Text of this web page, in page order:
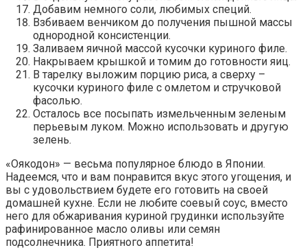
Добавим немного соли, любимых специй.
Взбиваем венчиком до получения пышной массы
однородной консистенции.
Заливаем яичной массой кусочки куриного филе.
Накрываем крышкой и томим до готовности яиц.
В тарелку выложим порцию риса, а сверху –
кусочки куриного филе с омлетом и стручковой
фасолью.
Осталось все посыпать измельченным зеленым
перьевым луком. Можно использовать и другую
зелень.
«Оякодон» — весьма популярное блюдо в Японии.
Надеемся, что и вам понравится вкус этого угощения, и
вы с удовольствием будете его готовить на своей
домашней кухне. Если не любите соевый соус, вместо
него для обжаривания куриной грудинки используйте
рафинированное масло оливы или семян
подсолнечника. Приятного аппетита!